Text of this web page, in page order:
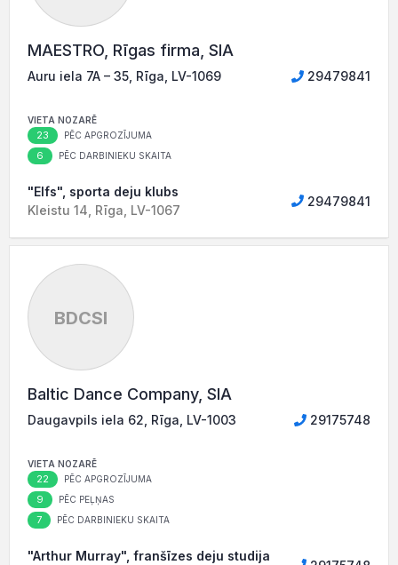
MAESTRO, Rīgas firma, SIA
Auru iela 7A – 35, Rīga, LV-1069 29479841
VIETA NOZARĒ
23 PĒC APGROZĪJUMA
6 PĒC DARBINIEKU SKAITA
"Elfs", sporta deju klubs
Kleistu 14, Rīga, LV-1067
29479841
BDCSI
Baltic Dance Company, SIA
Daugavpils iela 62, Rīga, LV-1003 29175748
VIETA NOZARĒ
22 PĒC APGROZĪJUMA
9 PĒC PEĻŅAS
7 PĒC DARBINIEKU SKAITA
"Arthur Murray", franšīzes deju studija